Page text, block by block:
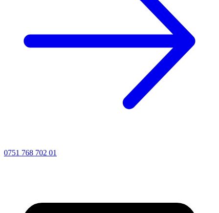
0751 768 702 01